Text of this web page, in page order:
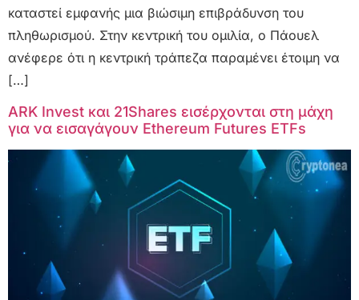
καταστεί εμφανής μια βιώσιμη επιβράδυνση του
πληθωρισμού. Στην κεντρική του ομιλία, ο Πάουελ
ανέφερε ότι η κεντρική τράπεζα παραμένει έτοιμη να
[…]
ARK Invest και 21Shares εισέρχονται στη μάχη
για να εισαγάγουν Ethereum Futures ETFs